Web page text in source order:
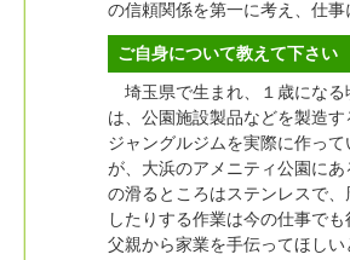
の信頼関係を第一に考え、仕
ご自身について教えて下さい
埼玉県で生まれ、１歳になる
は、公園施設製品などを製造
ジャングルジムを実際に作っ
が、大浜のアメニティ公園に
の滑るところはステンレスで
したりする作業は今の仕事で
父親から家業を手伝ってほし